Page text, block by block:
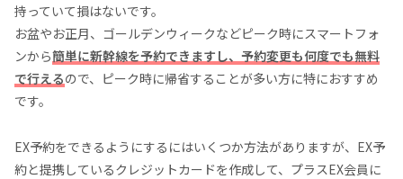
持っていて損はないです。
お盆やお正月、ゴールデンウィークなどピーク時にスマートフォ
ンから簡単に新幹線を予約できますし、予約変更も何度でも無料
で行えるので、ピーク時に帰省することが多い方に特におすすめ
です。
EX予約をできるようにするにはいくつか方法がありますが、EX予
約と提携しているクレジットカードを作成して、プラスEX会員に